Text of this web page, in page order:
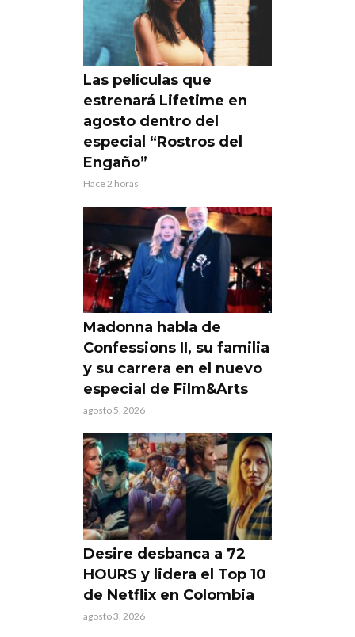
Las películas que
estrenará Lifetime en
agosto dentro del
especial “Rostros del
Engaño”
Hace 2 horas
Madonna habla de
Confessions II, su familia
y su carrera en el nuevo
especial de Film&Arts
agosto 5, 2026
Desire desbanca a 72
HOURS y lidera el Top 10
de Netflix en Colombia
agosto 3, 2026